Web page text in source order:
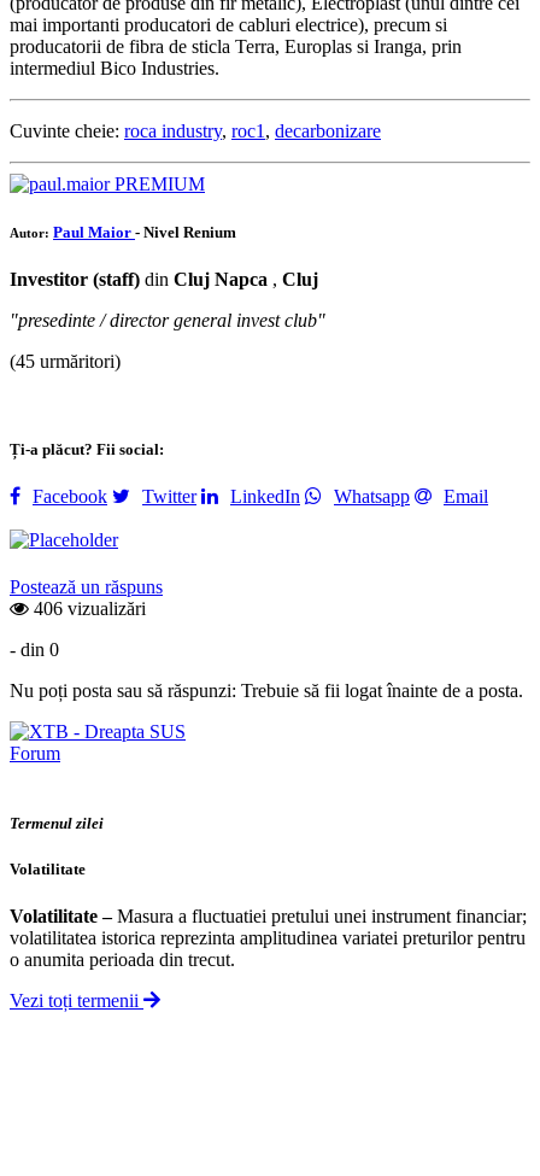
mai importanti producatori de cabluri electrice), precum si
producatorii de fibra de sticla Terra, Europlas si Iranga, prin
intermediul Bico Industries.
Cuvinte cheie: roca industry, roc1, decarbonizare
PREMIUM
Autor: Paul Maior - Nivel Renium
Investitor (staff) din Cluj Napca , Cluj
"presedinte / director general invest club"
(45 urmăritori)
Ți-a plăcut? Fii social:
Facebook Twitter LinkedIn Whatsapp Email
Postează un răspuns
406 vizualizări
- din 0
Nu poți posta sau să răspunzi: Trebuie să fii logat înainte de a posta.
Forum
Termenul zilei
Volatilitate
Volatilitate–Masura a fluctuatiei pretului unei instrument financiar;
volatilitatea istorica reprezinta amplitudinea variatei preturilor pentru
o anumita perioada din trecut.
Vezi toți termenii